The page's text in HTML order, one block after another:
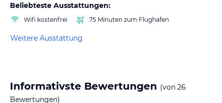
Beliebteste Ausstattungen:
Wifi kostenfrei 75 Minuten zum Flughafen
Weitere Ausstattung
Informativste Bewertungen (von 26
Bewertungen)